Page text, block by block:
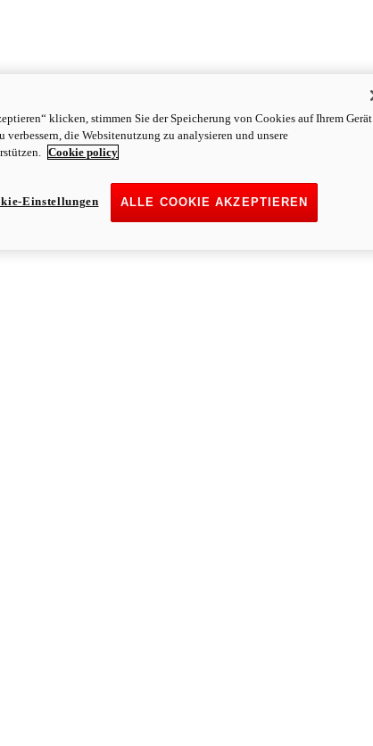
klicken, stimmen Sie der Speicherung von Cookies auf Ihrem Gerät
die Websitenutzung zu analysieren und unsere
Cookie policy
ALLE COOKIE AKZEPTIEREN
Einstellungen